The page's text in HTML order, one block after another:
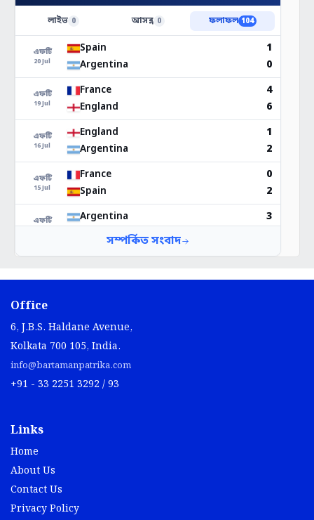
Office
6, J.B.S. Haldane Avenue,
Kolkata 700 105, India.
info@bartamanpatrika.com
+91 - 33 2251 3292 / 93
Links
Home
About Us
Contact Us
Privacy Policy